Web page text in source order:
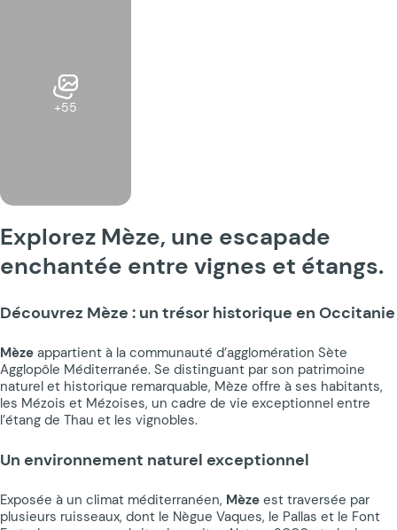
+55
Explorez Mèze, une escapade
enchantée entre vignes et étangs.
Découvrez Mèze : un trésor historique en Occitanie
Mèze appartient à la communauté d’agglomération Sète
Agglopôle Méditerranée. Se distinguant par son patrimoine
naturel et historique remarquable, Mèze offre à ses habitants,
les Mézois et Mézoises, un cadre de vie exceptionnel entre
l’étang de Thau et les vignobles.
Un environnement naturel exceptionnel
Exposée à un climat méditerranéen, Mèze est traversée par
plusieurs ruisseaux, dont le Nègue Vaques, le Pallas et le Font